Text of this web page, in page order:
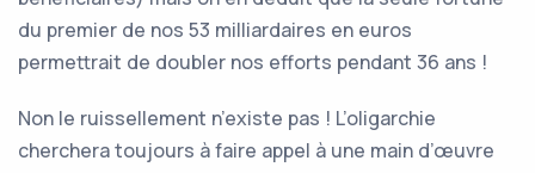
du premier de nos 53 milliardaires en euros
permettrait de doubler nos efforts pendant 36 ans !
Non le ruissellement n’existe pas ! L’oligarchie
cherchera toujours à faire appel à une main d’œuvre